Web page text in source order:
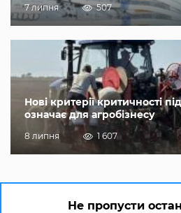
7 липня 507
Нові критерії критичності
означає для агробізнесу
8 липня 1 607
Не пропусти